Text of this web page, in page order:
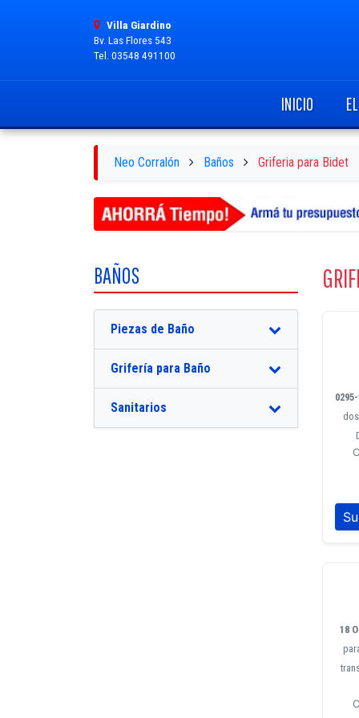
Villa Giardino
Bv. Las Flores 543
Tel. 03548 491100
INICIO
Neo Corralón Baños Griferia para Bidet
BAÑOS
Piezas de Baño
Grifería para Baño
Sanitarios
18